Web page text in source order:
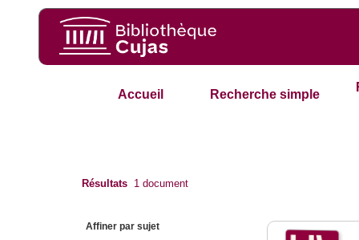
Accueil Recherche simple
Résultats 1 document
Affiner par sujet